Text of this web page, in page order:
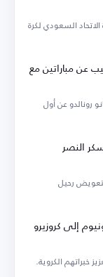
السعودي لكرة
عن مباراتين مع
رونالدو عن أول
النصر
رحيل
إلى كروزيرو
خبراتهم الكروية.